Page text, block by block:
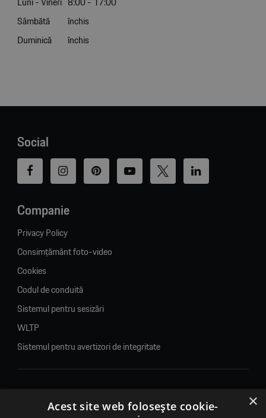
Sâmbătă
închis
Duminică
închis
Social
Companie
Privacy Policy
Consimțământ foto-video
Cookies
Codul de conduită
Sistemul pentru sesizări
WLTP
Sistemul pentru avertizori de integritate
© 2026. Porsche Inter Auto Romania. Toate drepturile rezervate. ×
Acest site web folosește cookie-